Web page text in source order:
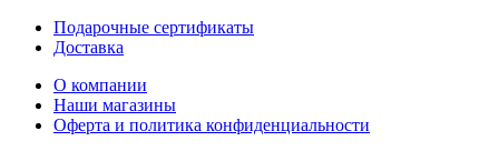
Подарочные сертификаты
Доставка
О компании
Наши магазины
Оферта и политика конфиденциальности